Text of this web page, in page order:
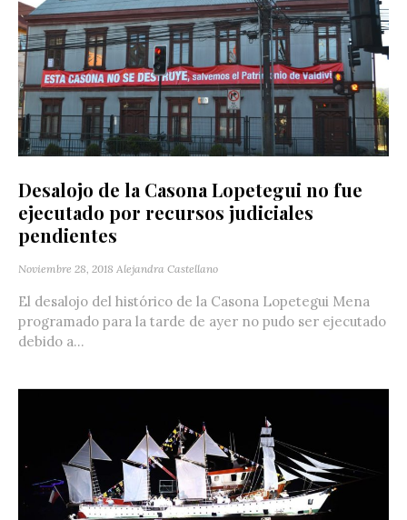
Desalojo de la Casona Lopetegui no fue
ejecutado por recursos judiciales
pendientes
Noviembre 28, 2018 Alejandra Castellano
El desalojo del histórico de la Casona Lopetegui Mena
programado para la tarde de ayer no pudo ser ejecutado
debido a...